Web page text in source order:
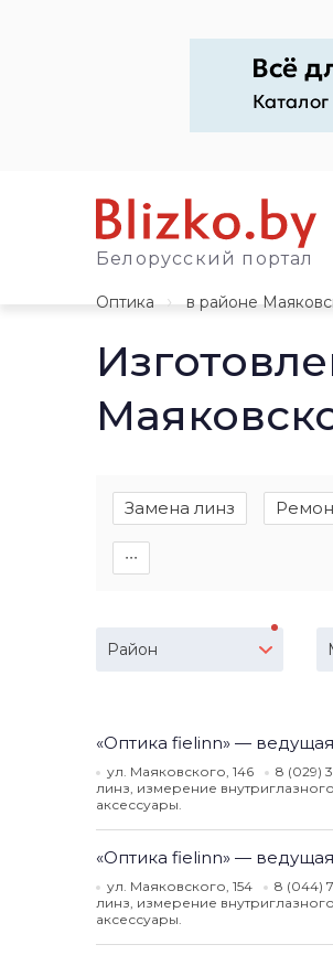
Белорусский портал
Оптика в районе
Замена линз
∙∙∙
Район
«Оптика fielinn» —
ул. Маяковского, 146 8 (029)
линз, измерение
аксессуары.
«Оптика fielinn» —
ул. Маяковского, 154 8 (044)
линз, измерение
аксессуары.